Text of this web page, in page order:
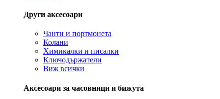
Други аксесоари
Чанти и портмонета
Колани
Химикалки и писалки
Ключодържатели
Виж всички
Аксесоари за часовници и бижута